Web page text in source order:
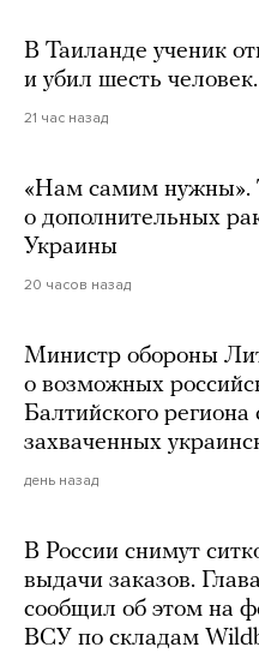
В Таиланде ученик
и убил шесть
21 час назад
«Нам самим
о дополнительных
Украины
20 часов назад
Министр обороны
о возможных
Балтийского
захваченных
день назад
В России снимут
выдачи заказов.
сообщил об этом на
ВСУ по складам